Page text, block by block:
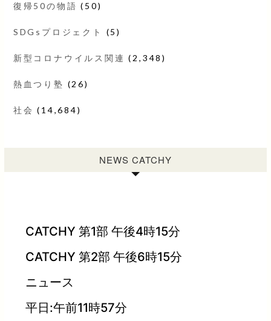
復帰50の物語 (50)
SDGsプロジェクト (5)
新型コロナウイルス関連 (2,348)
熱血つり塾 (26)
社会 (14,684)
NEWS CATCHY
CATCHY 第1部 午後4時15分
CATCHY 第2部 午後6時15分
ニュース
平日:午前11時57分